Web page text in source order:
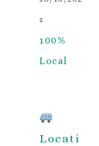
5
100%
Local
Locati